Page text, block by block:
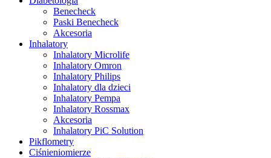
Benecheck
Paski Benecheck
Akcesoria
Inhalatory
Inhalatory Microlife
Inhalatory Omron
Inhalatory Philips
Inhalatory dla dzieci
Inhalatory Pempa
Inhalatory Rossmax
Akcesoria
Inhalatory PiC Solution
Pikflometry
Ciśnieniomierze